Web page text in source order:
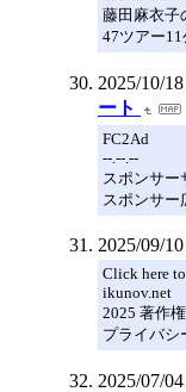
藤田麻衣子
47ツアー11
2025/10/
ート
FC2Ad
--.--.--
スポンサー
スポンサー
2025/09/
Click here
ikunov.net
2025 著作
プライバシ
2025/07/